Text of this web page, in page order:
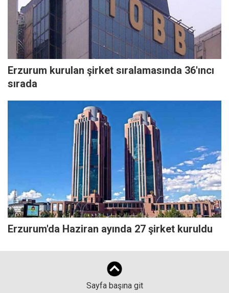
Erzurum kurulan şirket sıralamasında 36'ıncı
sırada
Erzurum'da Haziran ayında 27 şirket kuruldu
Sayfa başına git